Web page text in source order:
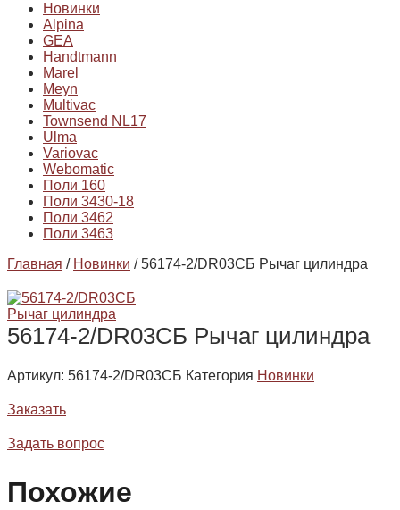
Новинки
Alpina
GEA
Handtmann
Marel
Meyn
Multivac
Townsend NL17
Ulma
Variovac
Webomatic
Поли 160
Поли 3430-18
Поли 3462
Поли 3463
Главная / Новинки / 56174-2/DR03СБ Рычаг цилиндра
56174-2/DR03СБ Рычаг цилиндра
Артикул: 56174-2/DR03СБ Категория Новинки
Заказать
Задать вопрос
Похожие